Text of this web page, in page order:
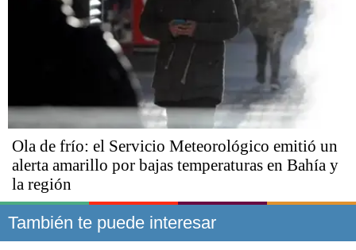
Ola de frío: el Servicio Meteorológico emitió un
alerta amarillo por bajas temperaturas en Bahía y
la región
También te puede interesar